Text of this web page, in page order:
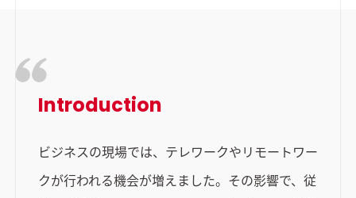
Introduction
ビジネスの現場では、テレワークやリモートワー
クが行われる機会が増えました。その影響で、従